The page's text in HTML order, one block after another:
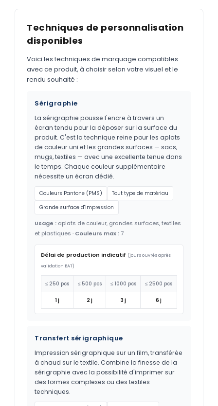
Techniques de personnalisation
disponibles
Voici les techniques de marquage compatibles
avec ce produit, à choisir selon votre visuel et le
rendu souhaité :
Sérigraphie
La sérigraphie pousse l'encre à travers un
écran tendu pour la déposer sur la surface du
produit. C'est la technique reine pour les aplats
de couleur uni et les grandes surfaces — sacs,
mugs, textiles — avec une excellente tenue dans
le temps. Chaque couleur supplémentaire
nécessite un écran dédié.
Couleurs Pantone (PMS)
Tout type de matériau
Grande surface d'impression
Usage : aplats de couleur, grandes surfaces, textiles
et plastiques · Couleurs max :7
Délai de production indicatif (jours ouvrés après
validation BAT)
≤ 250 pcs ≤ 500 pcs ≤ 1000 pcs ≤ 2500 pcs
1 j 2 j 3 j 6 j
Transfert sérigraphique
Impression sérigraphique sur un film, transférée
à chaud sur le textile. Combine la finesse de la
sérigraphie avec la possibilité d'imprimer sur
des formes complexes ou des textiles
techniques.